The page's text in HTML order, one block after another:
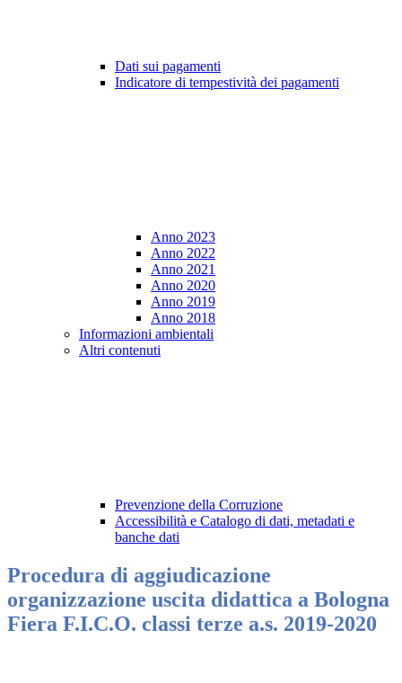
Dati sui pagamenti
Indicatore di tempestività dei pagamenti
Anno 2023
Anno 2022
Anno 2021
Anno 2020
Anno 2019
Anno 2018
Informazioni ambientali
Altri contenuti
Prevenzione della Corruzione
Accessibilità e Catalogo di dati, metadati e
banche dati
Procedura di aggiudicazione
organizzazione uscita didattica a Bologna
Fiera F.I.C.O. classi terze a.s. 2019-2020